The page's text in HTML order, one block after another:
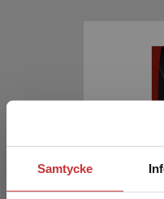
Samtycke